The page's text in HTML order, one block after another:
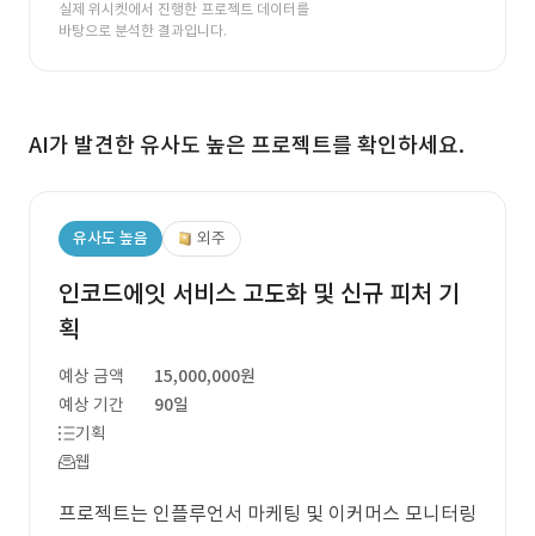
실제 위시켓에서 진행한 프로젝트 데이터를
바탕으로 분석한 결과입니다.
AI가 발견한 유사도 높은 프로젝트를 확인하세요.
유사도 높음 외주
인코드에잇 서비스 고도화 및 신규 피처 기
획
예상 금액
15,000,000원
예상 기간
90일
기획
웹
프로젝트는 인플루언서 마케팅 및 이커머스 모니터링